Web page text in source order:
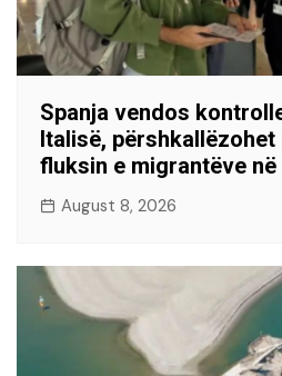
Spanja vendos
Italisë,
fluksin e migrantëve në
August 8, 2026